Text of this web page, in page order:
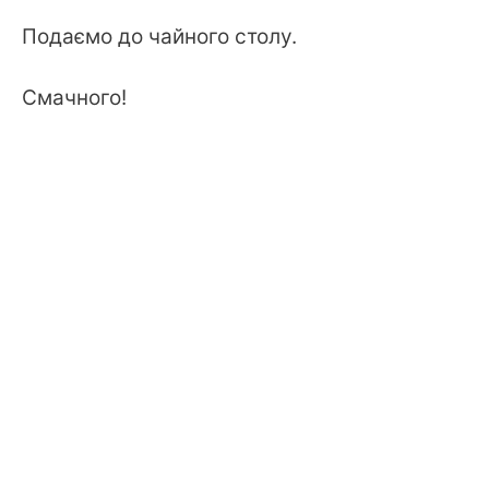
Подаємо до чайного столу.
Смачного!